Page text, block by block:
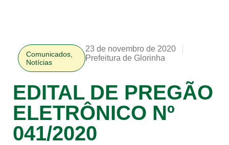
Comunicados
Notícias
23 de novembro de 2020
Prefeitura de Glorinha
EDITAL DE PREGÃO
ELETRÔNICO Nº
041/2020